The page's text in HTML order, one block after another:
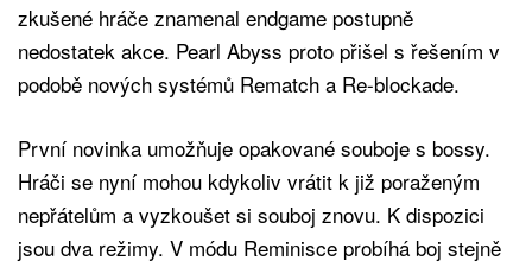
zkušené hráče znamenal endgame postupně
nedostatek akce. Pearl Abyss proto přišel s řešením v
podobě nových systémů Rematch a Re-blockade.
První novinka umožňuje opakované souboje s bossy.
Hráči se nyní mohou kdykoliv vrátit k již poraženým
nepřátelům a vyzkoušet si souboj znovu. K dispozici
jsou dva režimy. V módu Reminisce probíhá boj stejně